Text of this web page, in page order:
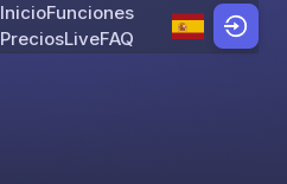
Skip to content
InicioFunciones
PreciosLiveFAQ